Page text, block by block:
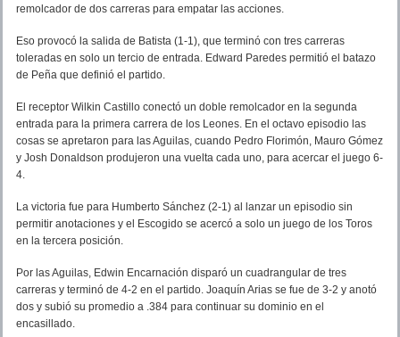
remolcador de dos carreras para empatar las acciones.
Eso provocó la salida de Batista (1-1), que terminó con tres carreras
toleradas en solo un tercio de entrada. Edward Paredes permitió el batazo
de Peña que definió el partido.
El receptor Wilkin Castillo conectó un doble remolcador en la segunda
entrada para la primera carrera de los Leones. En el octavo episodio las
cosas se apretaron para las Aguilas, cuando Pedro Florimón, Mauro Gómez
y Josh Donaldson produjeron una vuelta cada uno, para acercar el juego 6-
4.
La victoria fue para Humberto Sánchez (2-1) al lanzar un episodio sin
permitir anotaciones y el Escogido se acercó a solo un juego de los Toros
en la tercera posición.
Por las Aguilas, Edwin Encarnación disparó un cuadrangular de tres
carreras y terminó de 4-2 en el partido. Joaquín Arias se fue de 3-2 y anotó
dos y subió su promedio a .384 para continuar su dominio en el
encasillado.